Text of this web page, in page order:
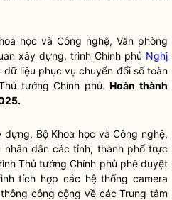
học và Công nghệ, Văn phòng
xây dựng, trình Chính phủ Nghị
liệu phục vụ chuyển đổi số toàn
tướng Chính phủ.Hoàn thành
Bộ Khoa học và Công nghệ,
nhân dân các tỉnh, thành phố trực
Thủ tướng Chính phủ phê duyệt
tích hợp các hệ thống camera
công cộng về các Trung tâm